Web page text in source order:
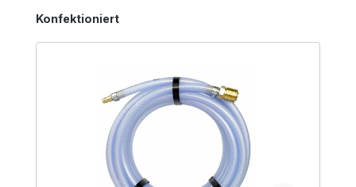
Produktgalerie überspringen
Konfektioniert